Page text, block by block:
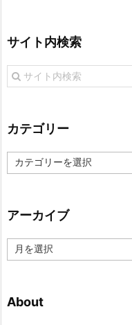
サイト内検索
カテゴリー
カ
テ
ー
アーカイブ
ー
ブ
About